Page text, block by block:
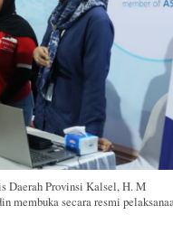
Daerah Provinsi Kalsel, H. M
secara resmi